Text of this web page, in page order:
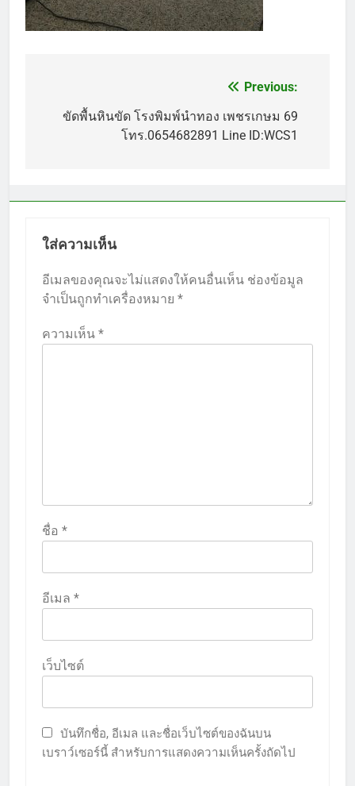
เรื่อง
Previous:
ขัดพื้นหินขัด โรงพิมพ์นำทอง เพชรเกษม 69
โทร.0654682891 Line ID:WCS1
ใส่ความเห็น
อีเมลของคุณจะไม่แสดงให้คนอื่นเห็น ช่องข้อมูล
จำเป็นถูกทำเครื่องหมาย *
ความเห็น *
ชื่อ *
อีเมล *
เว็บไซต์
บันทึกชื่อ, อีเมล และชื่อเว็บไซต์ของฉันบน
เบราว์เซอร์นี้ สำหรับการแสดงความเห็นครั้งถัดไป